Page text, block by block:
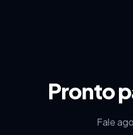
Pronto
Fale